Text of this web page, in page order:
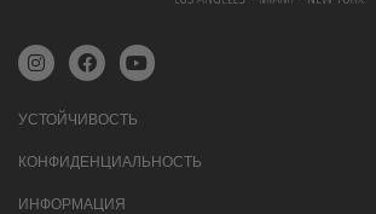
УСТОЙЧИВОСТЬ
КОНФИДЕНЦИАЛЬНОСТЬ
ИНФОРМАЦИЯ